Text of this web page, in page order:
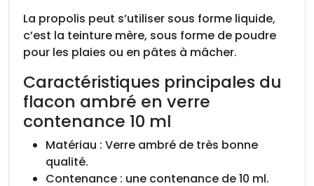
La propolis peut s’utiliser sous forme liquide,
c’est la teinture mère, sous forme de poudre
pour les plaies ou en pâtes à mâcher.
Caractéristiques principales du
flacon ambré en verre
contenance 10 ml
Matériau : Verre ambré de très bonne
qualité.
Contenance : une contenance de 10 ml.